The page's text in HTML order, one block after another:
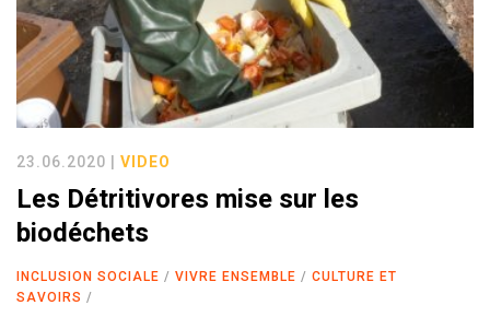
23.06.2020 | VIDEO
Les Détritivores mise sur les
biodéchets
INCLUSION SOCIALE VIVRE ENSEMBLE
CULTURE ET
SAVOIRS